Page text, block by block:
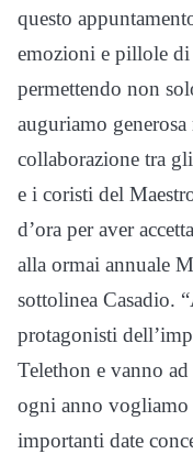
questo
emozioni e pillole di
permettendo non
auguriamo
collaborazione tra
e i coristi del
d’ora per aver
alla ormai annuale
sottolinea Casadio.
protagonisti
Telethon e vanno ad
ogni anno vogliamo
importanti date